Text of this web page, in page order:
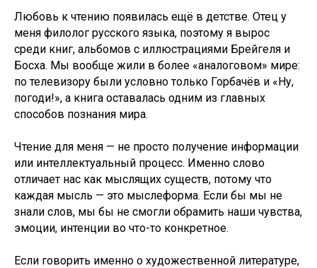
Любовь к чтению появилась ещё в детстве. Отец у
меня филолог русского языка, поэтому я вырос
среди книг, альбомов с иллюстрациями Брейгеля и
Босха. Мы вообще жили в более «аналоговом» мире:
по телевизору были условно только Горбачёв и «Ну,
погоди!», а книга оставалась одним из главных
способов познания мира.
Чтение для меня — не просто получение информации
или интеллектуальный процесс. Именно слово
отличает нас как мыслящих существ, потому что
каждая мысль — это мыслеформа. Если бы мы не
знали слов, мы бы не смогли обрамить наши чувства,
эмоции, интенции во что-то конкретное.
Если говорить именно о художественной литературе,